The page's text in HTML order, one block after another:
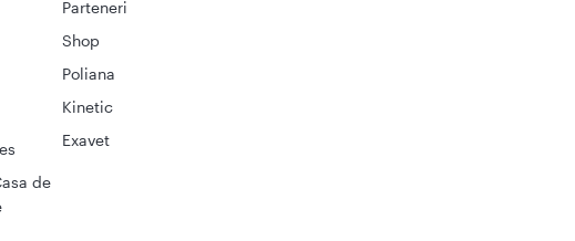
de
Parteneri
Shop
Poliana
Kinetic
Exavet